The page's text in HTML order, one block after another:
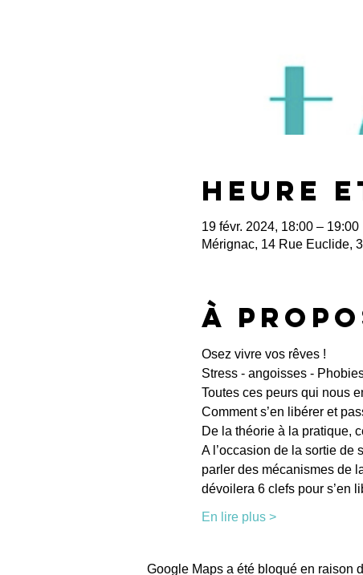
Heure
19 févr. 2024, 18:00 – 19:00
Mérignac, 14 Rue Euclide,
À
Osez vivre vos rêves !
Stress - angoisses -
Toutes ces peurs qui nous
Comment s’en libérer et
De la théorie à la pratique,
A l’occasion de la sortie de
parler des mécanismes de
dévoilera 6 clefs pour s’en
En lire plus >
Google Maps a été bloqué en raison